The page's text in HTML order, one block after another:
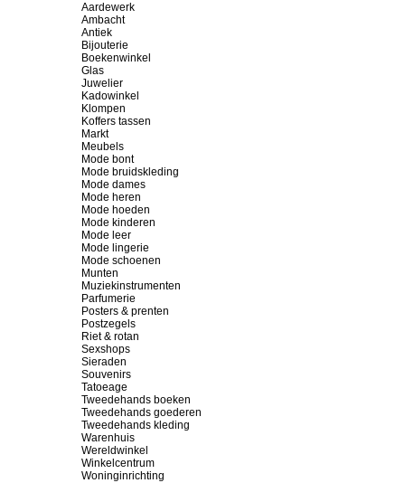
Aardewerk
Ambacht
Antiek
Bijouterie
Boekenwinkel
Glas
Juwelier
Kadowinkel
Klompen
Koffers tassen
Markt
Meubels
Mode bont
Mode bruidskleding
Mode dames
Mode heren
Mode hoeden
Mode kinderen
Mode leer
Mode lingerie
Mode schoenen
Munten
Muziekinstrumenten
Parfumerie
Posters & prenten
Postzegels
Riet & rotan
Sexshops
Sieraden
Souvenirs
Tatoeage
Tweedehands boeken
Tweedehands goederen
Tweedehands kleding
Warenhuis
Wereldwinkel
Winkelcentrum
Woninginrichting